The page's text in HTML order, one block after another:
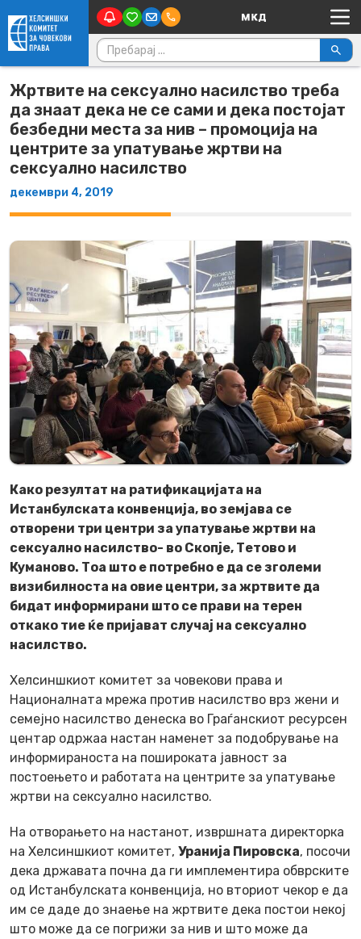
Skip to content Main Navigation
Пребарувај за:
Жртвите на сексуално насилство треба
да знаат дека не се сами и дека постојат
безбедни места за нив – промоција на
центрите за упатување жртви на
сексуално насилство
декември 4, 2019
Како резултат на ратификацијата на
Истанбулската конвенција, во земјава се
отворени три центри за упатување жртви на
сексуално насилство- во Скопје, Тетово и
Куманово. Тоа што е потребно е да се зголеми
визибилноста на овие центри, за жртвите да
бидат информирани што се прави на терен
откако тие ќе пријават случај на сексуално
насилство.
Хелсиншкиот комитет за човекови права и
Националната мрежа против насилство врз жени и
семејно насилство денеска во Граѓанскиот ресурсен
центар одржаа настан наменет за подобрување на
информираноста на пошироката јавност за
постоењето и работата на центрите за упатување
жртви на сексуално насилство.
На отворањето на настанот, извршната директорка
на Хелсиншкиот комитет, Уранија Пировска, посочи
дека државата почна да ги имплементира обврските
од Истанбулската конвенција, но вториот чекор е да
им се даде до знаење на жртвите дека постои некој
што може да се погрижи за нив и што може да